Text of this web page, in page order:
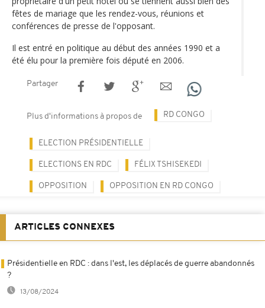
fêtes de mariage que les rendez-vous, réunions et
conférences de presse de l'opposant.
Il est entré en politique au début des années 1990 et a
été élu pour la première fois député en 2006.
Partager
Plus d'informations à propos de RD CONGO
ELECTION PRÉSIDENTIELLE
ELECTIONS EN RDC FÉLIX TSHISEKEDI
OPPOSITION OPPOSITION EN RD CONGO
ARTICLES CONNEXES
Présidentielle en RDC : dans l'est, les déplacés de guerre abandonnés
?
13/08/2024